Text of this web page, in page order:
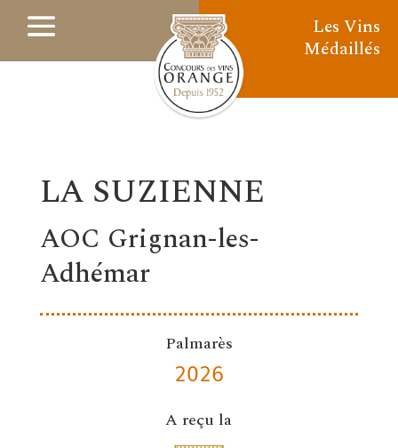
Les Vins
Médaillés
LA SUZIENNE
AOC Grignan-les-
Adhémar
Palmarès
2026
A reçu la